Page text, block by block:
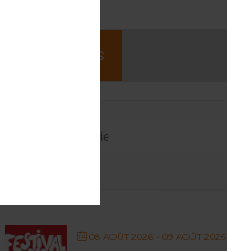
ÉVÉNEMENTS
08 AOÛT 2026 - 09 AOÛT 2026